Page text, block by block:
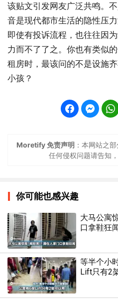
该贴文引发网友广泛共鸣。
音是现代都市生活的隐性压
即使有投诉流程，也往往因
力而不了了之。你也有类似
租房时，最该问的不是设施
小孩？
Moretify 免责声明 ：本网站之
任何侵权问题请告知
你可能也感兴趣
大马公寓
口拿鞋狂
等半个小
Lift只有2